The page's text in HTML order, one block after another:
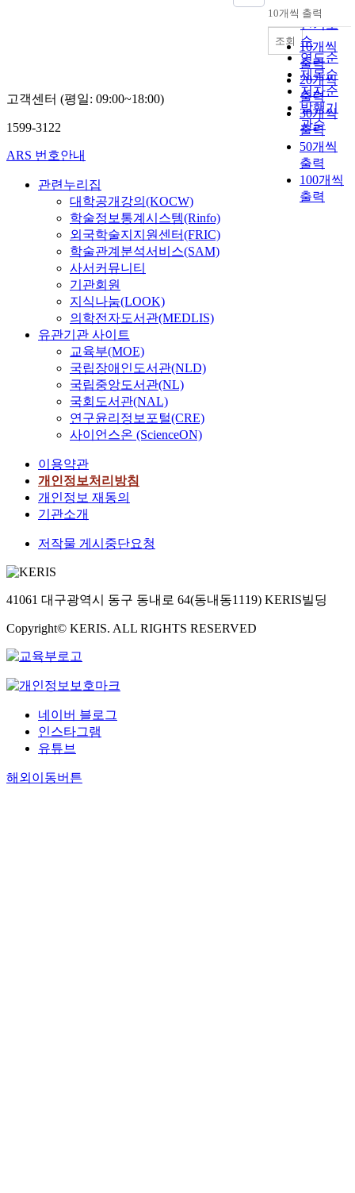
순
인기도
순
연도순
제목순
저자순
발행기
관순
내림차순
10개씩 출력
10개씩
출력
20개씩
출력
30개씩
출력
50개씩
출력
100개씩
출력
조회
고객센터 (평일: 09:00~18:00)
1599-3122
ARS 번호안내
관련누리집
대학공개강의(KOCW)
학술정보통계시스템(Rinfo)
외국학술지지원센터(FRIC)
학술관계분석서비스(SAM)
사서커뮤니티
기관회원
지식나눔(LOOK)
의학전자도서관(MEDLIS)
유관기관 사이트
교육부(MOE)
국립장애인도서관(NLD)
국립중앙도서관(NL)
국회도서관(NAL)
연구윤리정보포털(CRE)
사이언스온 (ScienceON)
이용약관
개인정보처리방침
개인정보 재동의
기관소개
저작물 게시중단요청
41061 대구광역시 동구 동내로 64(동내동1119) KERIS빌딩
Copyright© KERIS. ALL RIGHTS RESERVED
네이버 블로그
인스타그램
유튜브
해외이동버튼